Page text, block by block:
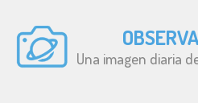
Una imagen diaria